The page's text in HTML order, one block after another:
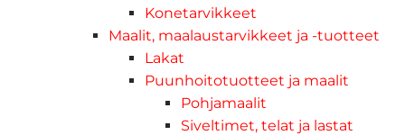
Konetarvikkeet
Maalit, maalaustarvikkeet ja -tuotteet
Lakat
Puunhoitotuotteet ja maalit
Pohjamaalit
Siveltimet, telat ja lastat